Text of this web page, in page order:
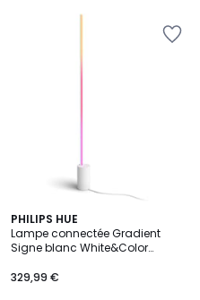
PHILIPS HUE
Lampe connectée Gradient
Signe blanc White&Color
329,99 €